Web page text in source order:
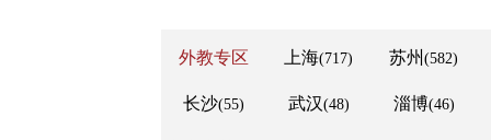
外教专区 上海(717) 苏州 (582)
长沙(55) 武汉(48) 淄博(46)